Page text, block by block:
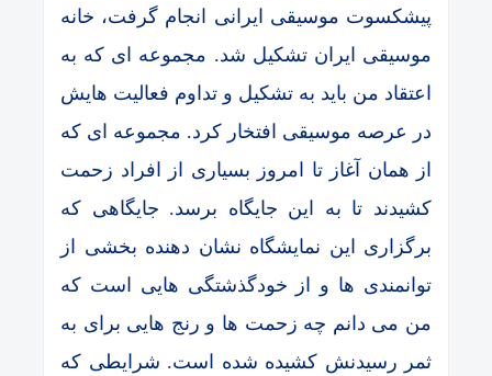
پیشکسوت موسیقی ایرانی انجام گرفت، خانه
موسیقی ایران تشکیل شد. مجموعه ای که به
اعتقاد من باید به تشکیل و تداوم فعالیت هایش
در عرصه موسیقی افتخار کرد. مجموعه ای که
از همان آغاز تا امروز بسیاری از افراد زحمت
کشیدند تا به این جایگاه برسد. جایگاهی که
برگزاری این نمایشگاه نشان دهنده بخشی از
توانمندی ها و از خودگذشتگی هایی است که
من می دانم چه زحمت ها و رنج هایی برای به
ثمر رسیدنش کشیده شده است. شرایطی که